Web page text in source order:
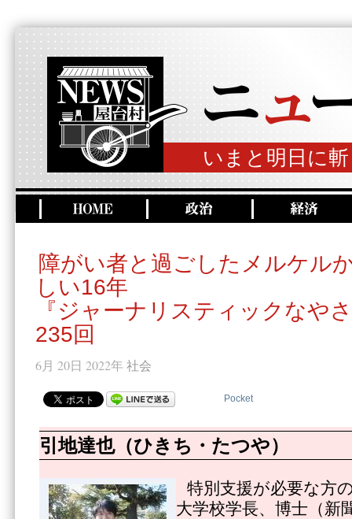
いまと明日に
障がい者と過ごしたメルケル
しい16年
『ジャーナリスティックなや
235回
6月 20日 2022年 社会
Pocket
引地達也（ひきち・たつや）
特別支援が必要な方
大学校学長、博士（新